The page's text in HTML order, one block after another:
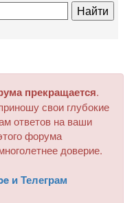
прекращается.
свои глубокие
ответов на ваши
форума
доверие.
и Телеграм